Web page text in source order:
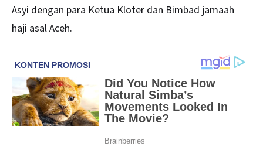
Asyi dengan para Ketua Kloter dan Bimbad jamaah
haji asal Aceh.